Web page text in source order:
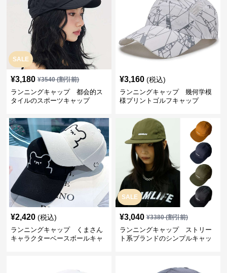
SALE
¥3,180 ¥3540(割引前)
ランニングキャップ 都会的ス
タイルのスポーツキャップ
¥3,160 (税込)
ランニングキャップ 幾何学模
様プリントゴルフキャップ
¥2,420 (税込)
ランニングキャップ くまさん
キャラクターベースボールキャ
SALE
¥3,040 ¥3380(割引前)
ランニングキャップ ストリー
ト系ブランドのシンプルキャッ